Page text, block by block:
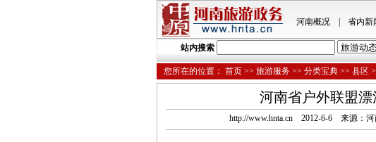
河南概况| 省内新
站内搜索
您所在的位置： 首页 >> 旅游服务 >> 分类宝典 >> 县区
河南省户外联盟
http://www.hnta.cn 2012-6-6 来源：